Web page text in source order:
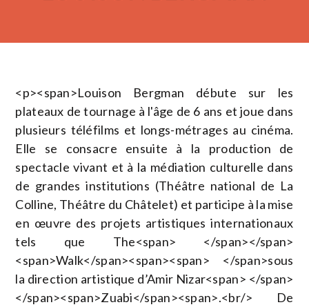
<p><span>Louison Bergman débute sur les
plateaux de tournage à l'âge de 6 ans et joue dans
plusieurs téléfilms et longs-métrages au cinéma.
Elle se consacre ensuite à la production de
spectacle vivant et à la médiation culturelle dans
de grandes institutions (Théâtre national de La
Colline, Théâtre du Châtelet) et participe à la mise
en œuvre des projets artistiques internationaux
tels que The<span> </span></span>
<span>Walk</span><span><span> </span>sous
la direction artistique d’Amir Nizar<span> </span>
</span><span>Zuabi</span><span>.<br/> De